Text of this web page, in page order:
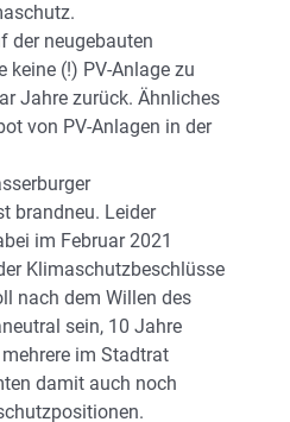
der neugebauten
keine (!) PV-Anlage zu
Jahre zurück. Ähnliches
von PV-Anlagen in der
brandneu. Leider
im Februar 2021
Klimaschutzbeschlüsse
nach dem Willen des
sein, 10 Jahre
im Stadtrat
damit auch noch